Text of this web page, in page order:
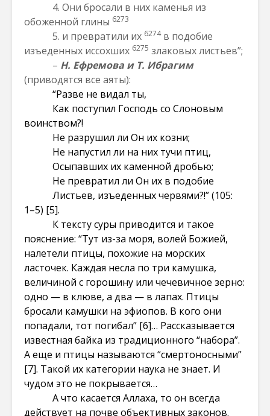
4. Они бросали в них каменья из
обоженной глины 6273
5. и превратили их 6274в подобие
изъеденных иссохших 6275 злаковых листьев”;
– Н. Ефремова и Т. Ибрагим
(приводятся все аяты):
“Разве не видал ты,
Как поступил Господь со Слоновым
воинством?!
Не разрушил ли Он их козни;
Не напустил ли на них тучи птиц,
Осыпавших их каменной дробью;
Не превратил ли Он их в подобие
Листьев, изъеденных червями?!” (105:
1–5) [5].
К тексту суры приводится и такое
пояснение: “Тут из-за моря, волей Божией,
налетели птицы, похожие на морских
ласточек. Каждая несла по три камушка,
величиной с горошину или чечевичное зерно:
одно — в клюве, а два — в лапах. Птицы
бросали камушки на эфиопов. В кого они
попадали, тот погибал” [6]… Рассказывается
известная байка из традиционного “набора”.
А еще и птицы называются “смертоносными”
[7]. Такой их категории наука не знает. И
чудом это не покрывается…
А что касается Аллаха, то он всегда
действует на почве объективных законов.